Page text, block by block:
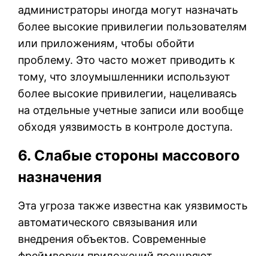
администраторы иногда могут назначать
более высокие привилегии пользователям
или приложениям, чтобы обойти
проблему. Это часто может приводить к
тому, что злоумышленники используют
более высокие привилегии, нацеливаясь
на отдельные учетные записи или вообще
обходя уязвимость в контроле доступа.
6. Слабые стороны массового
назначения
Эта угроза также известна как уязвимость
автоматического связывания или
внедрения объектов. Современные